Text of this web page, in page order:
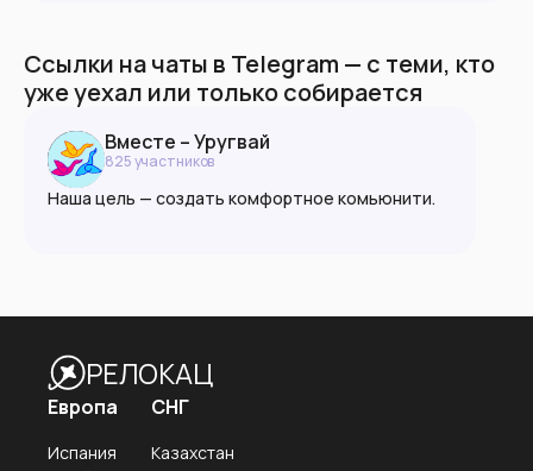
Ссылки на чаты в Telegram — с теми, кто
уже уехал или только собирается
Вместе – Уругвай
825участников
Наша цель — создать комфортное комьюнити.
🌐 vmeste.info
РЕЛОКАЦ
Европа
Испания
СНГ
Казахстан